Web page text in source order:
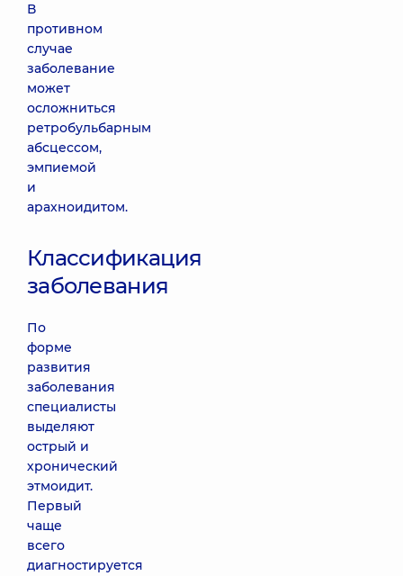
В
противном
случае
заболевание
может
осложниться
ретробульбарным
абсцессом,
эмпиемой
и
арахноидитом.
Классификация
заболевания
По
форме
развития
заболевания
специалисты
выделяют
острый и
хронический
этмоидит.
Первый
чаще
всего
диагностируется